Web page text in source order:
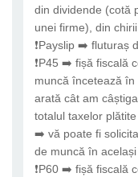
din dividende (cotă
unei firme), din
❗Payslip ➡️ fluturaș
❗P45 ➡️ fișă fiscală
muncă încetează
arată cât am
totalul taxelor plătite
➡️ vă poate fi
de muncă în
❗P60 ➡️ fișă fiscală